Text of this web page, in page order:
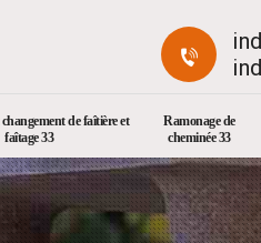
de faîtière et
faîtage 33
Ramonage de
cheminée 33